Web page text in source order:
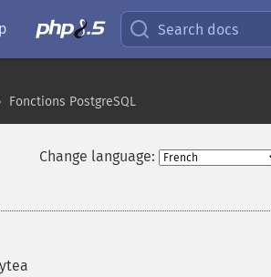
Search docs
Fonctions PostgreSQL
Change language: